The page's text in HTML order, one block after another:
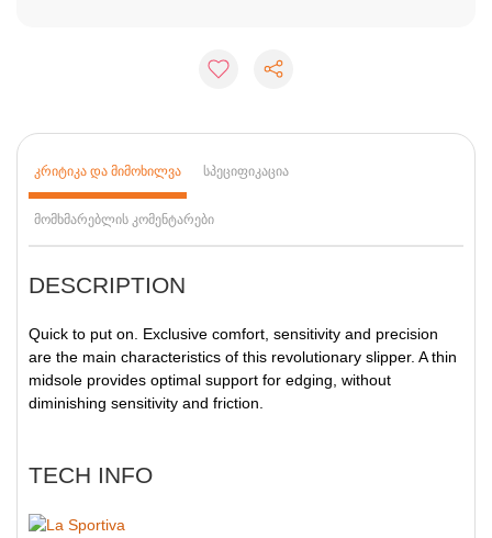
ᲙᲠᲘᲢᲘᲙᲐ ᲓᲐ ᲛᲘᲛᲝᲮᲘᲚᲕᲐ ᲡᲞᲔᲪᲘᲤᲘᲙᲐᲪᲘᲐ
ᲛᲝᲛᲮᲛᲐᲠᲔᲑᲚᲘᲡ ᲙᲝᲛᲔᲜᲢᲐᲠᲔᲑᲘ
DESCRIPTION
Quick to put on. Exclusive comfort, sensitivity and precision
are the main characteristics of this revolutionary slipper. A thin
midsole provides optimal support for edging, without
diminishing sensitivity and friction.
TECH INFO